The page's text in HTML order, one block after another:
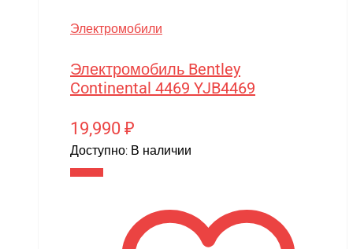
Электромобили
Электромобиль Bentley
Continental 4469 YJB4469
19,990 ₽
Доступно: В наличии